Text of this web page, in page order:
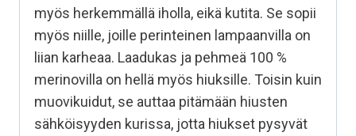
myös herkemmällä iholla, eikä kutita. Se sopii
myös niille, joille perinteinen lampaanvilla on
liian karheaa. Laadukas ja pehmeä 100 %
merinovilla on hellä myös hiuksille. Toisin kuin
muovikuidut, se auttaa pitämään hiusten
sähköisyyden kurissa, jotta hiukset pysyvät